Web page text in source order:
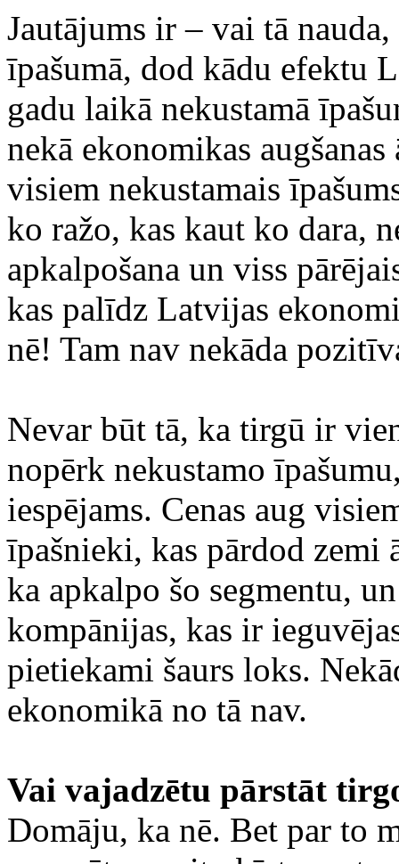
Jautājums ir – vai tā
īpašumā, dod kādu efektu
gadu laikā nekustamā
nekā ekonomikas
visiem nekustamais
ko ražo, kas kaut ko dara,
apkalpošana un viss
kas palīdz Latvijas
nē! Tam nav nekāda
Nevar būt tā, ka tirgū ir
nopērk nekustamo
iespējams. Cenas aug
īpašnieki, kas pārdod zemi
ka apkalpo šo segmentu,
kompānijas, kas ir
pietiekami šaurs loks.
ekonomikā no tā nav.
Vai vajadzētu pārstāt
Domāju, ka nē. Bet par to